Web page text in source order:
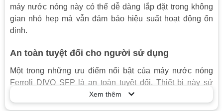
máy nước nóng này có thể dễ dàng lắp đặt trong không
gian nhỏ hẹp mà vẫn đảm bảo hiệu suất hoạt động ổn
định.
An toàn tuyệt đối cho người sử dụng
Một trong những ưu điểm nổi bật của máy nước nóng
Ferroli DIVO SFP là an toàn tuyệt đối. Thiết bị này sử
dụng nguyên lý trao đổi nhiệt làm nóng nước bằng dung
môi nóng thay vì thanh nhiệt đun điện như bình nước
Xem thêm